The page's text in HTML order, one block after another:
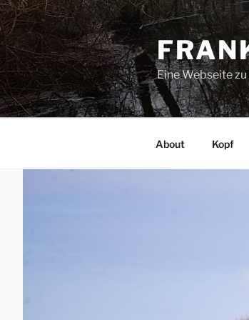
Zum
Inhalt
springen
Eine Webseite
About Kopf